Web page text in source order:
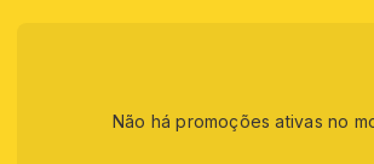
Não há promoções ativas no